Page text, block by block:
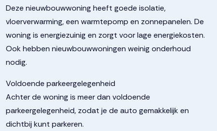
Deze nieuwbouwwoning heeft goede isolatie,
vloerverwarming, een warmtepomp en zonnepanelen. De
woning is energiezuinig en zorgt voor lage energiekosten.
Ook hebben nieuwbouwwoningen weinig onderhoud
nodig.
Voldoende parkeergelegenheid
Achter de woning is meer dan voldoende
parkeergelegenheid, zodat je de auto gemakkelijk en
dichtbij kunt parkeren.